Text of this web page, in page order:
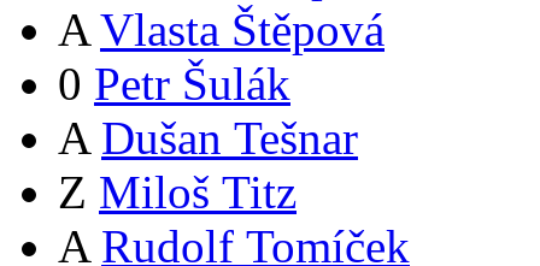
A Vlasta Štěpová
0 Petr Šulák
A Dušan Tešnar
Z Miloš Titz
A Rudolf Tomíček